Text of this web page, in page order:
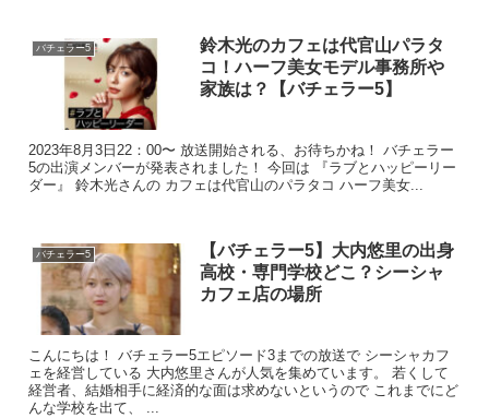
PACHELBEL
ライトブルービジューフリルカラードレス
¥36,900
「芸術的なガラス細工」
繊細なゴージャスさを感じるハイクラスラインの
一着。ドレス全体には柔らかく半透明なチュール
素材を使用、まるでガラス細工のような神秘的な
美しさを感じさせます。見頃部分には光り輝く大
小様々なビジューを贅沢に使用しました。クラシ
カルな模様を描き、芸術作品のような美しさを演
出します。襟はフリル立ちスタイル、半透明の生
バチェラー5
鈴木光のカフェは代官山パラタ
コ！ハーフ美女モデル事務所や
家族は？【バチェラー5】
2023年8月3日22：00〜 放送開始される、お待ちかね！ バチェラー
5の出演メンバーが発表されました！ 今回は 『ラブとハッピーリー
ダー』 鈴木光さんの カフェは代官山のパラタコ ハーフ美女...
バチェラー5
【バチェラー5】大内悠里の出身
高校・専門学校どこ？シーシャ
カフェ店の場所
こんにちは！ バチェラー5エピソード3までの放送で シーシャカフ
ェを経営している 大内悠里さんが人気を集めています。 若くして
経営者、結婚相手に経済的な面は求めないというので これまでにど
んな学校を出て、 ...